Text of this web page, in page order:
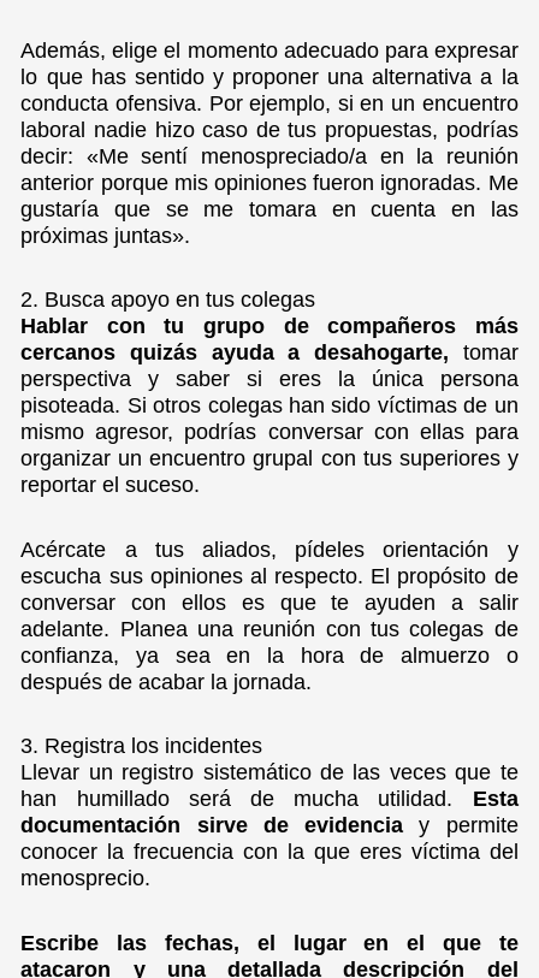
Además, elige el momento adecuado para expresar
lo que has sentido y proponer una alternativa a la
conducta ofensiva. Por ejemplo, si en un encuentro
laboral nadie hizo caso de tus propuestas, podrías
decir: «Me sentí menospreciado/a en la reunión
anterior porque mis opiniones fueron ignoradas. Me
gustaría que se me tomara en cuenta en las
próximas juntas».
2. Busca apoyo en tus colegas
Hablar con tu grupo de compañeros más
cercanos quizás ayuda a desahogarte, tomar
perspectiva y saber si eres la única persona
pisoteada. Si otros colegas han sido víctimas de un
mismo agresor, podrías conversar con ellas para
organizar un encuentro grupal con tus superiores y
reportar el suceso.
Acércate a tus aliados, pídeles orientación y
escucha sus opiniones al respecto. El propósito de
conversar con ellos es que te ayuden a salir
adelante. Planea una reunión con tus colegas de
confianza, ya sea en la hora de almuerzo o
después de acabar la jornada.
3. Registra los incidentes
Llevar un registro sistemático de las veces que te
han humillado será de mucha utilidad. Esta
documentación sirve de evidencia y permite
conocer la frecuencia con la que eres víctima del
menosprecio.
Escribe las fechas, el lugar en el que te
atacaron y una detallada descripción del